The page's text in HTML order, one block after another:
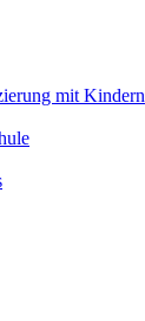
mit Kindern